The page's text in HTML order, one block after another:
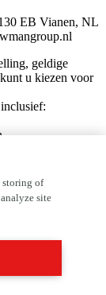
EB Vianen, NL
geldige
u kiezen voor
van wat
auto's een
storing of
site